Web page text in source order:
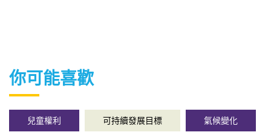
你可能喜歡
兒童權利 可持續發展目標 氣候變化